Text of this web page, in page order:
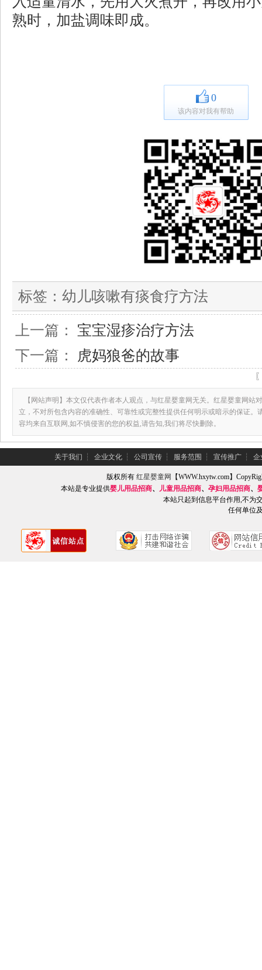
熟时，加盐调味即成。
0
该内容对我有帮助
标签： 幼儿咳嗽有痰食疗方法
上一篇： 宝宝湿疹治疗方法
下一篇：
虎妈狼爸的故事
【网站声明】本文仅代表作者本人观点，与红星婴童网无关。红星婴童网站
立，不对所包含内容的准确性、可靠性或完整性提供任何明示或暗示的保证。
容均来自互联网,如不慎侵害的您的权益,请告知,我们将尽快删除。
关于我们 ┆ 企业文化 ┆ 公司宣传 ┆ 服务范围 ┆ 宣传推广 ┆ 企
版权所有红星婴童网
【WWW.hxytw.com】
本站是专业提供婴儿用品招商、 儿童用品招商、 孕妇用品招商、
本站只起到信息平台作用,不为
任何单位